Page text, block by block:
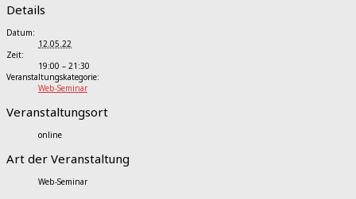
Details
Datum:
12.05.22
Zeit:
19:00 – 21:30
Veranstaltungskategorie:
Web-Seminar
Veranstaltungsort
online
Art der Veranstaltung
Web-Seminar